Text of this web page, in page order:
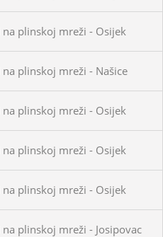
plinskoj mreži - Osijek
plinskoj mreži - Našice
plinskoj mreži - Osijek
plinskoj mreži - Osijek
plinskoj mreži - Osijek
plinskoj mreži - Josipovac